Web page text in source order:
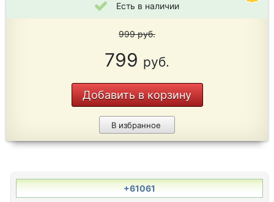
Есть в наличии
999руб.
799 руб.
Добавить в корзину
В избранное
+61061